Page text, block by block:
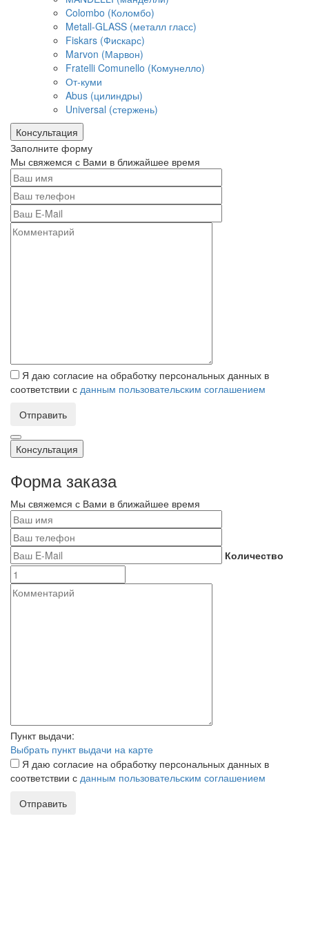
Colombo (Коломбо)
Metall-GLASS (металл гласс)
Fiskars (Фискарс)
Marvon (Марвон)
Fratelli Comunello (Комунелло)
От-куми
Abus (цилиндры)
Universal (стержень)
Консультация
Заполните форму
Мы свяжемся с Вами в ближайшее время
Я даю согласие на обработку персональных данных в
соответствии с данным пользовательским соглашением
Отправить
Консультация
Форма заказа
Мы свяжемся с Вами в ближайшее время
Количество
Пункт выдачи:
Выбрать пункт выдачи на карте
Я даю согласие на обработку персональных данных в
соответствии с данным пользовательским соглашением
Отправить